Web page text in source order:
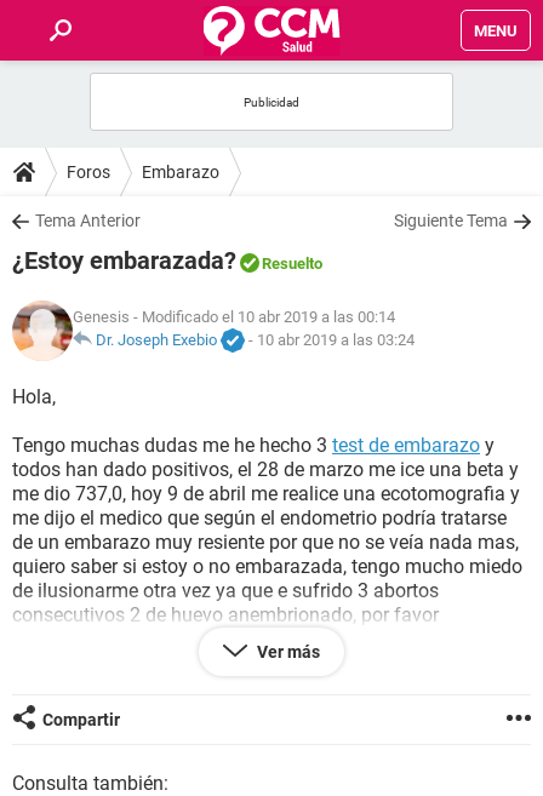
MENU
FOROS
SALUD
FAMILIA
NUTRICIÓN
BIENESTAR
SEXUALIDAD
GLOSARIO
Foros Embarazo
Tema Anterior Siguiente Tema
¿Estoy embarazada? Resuelto
Genesis - Modificado el 10 abr 2019 a las 00:14
Dr. Joseph Exebio
- 10 abr 2019 a las 03:24
Hola,
Tengo muchas dudas me he hecho 3 test de embarazo y
todos han dado positivos, el 28 de marzo me ice una beta y
me dio 737,0, hoy 9 de abril me realice una ecotomografia y
me dijo el medico que según el endometrio podría tratarse
de un embarazo muy resiente por que no se veía nada mas,
quiero saber si estoy o no embarazada, tengo mucho miedo
de ilusionarme otra vez ya que e sufrido 3 abortos
consecutivos 2 de huevo anembrionado, por favor
Ver más
Compartir
Consulta también: